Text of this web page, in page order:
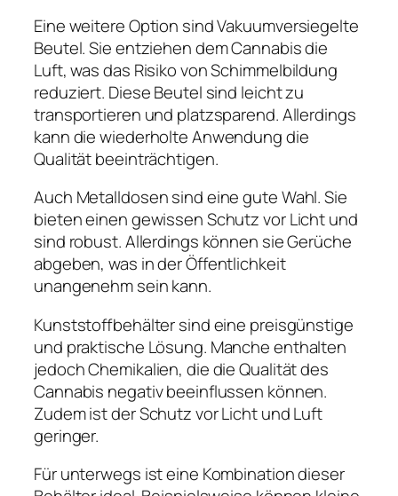
Eine weitere Option sind Vakuumversiegelte
Beutel. Sie entziehen dem Cannabis die
Luft, was das Risiko von Schimmelbildung
reduziert. Diese Beutel sind leicht zu
transportieren und platzsparend. Allerdings
kann die wiederholte Anwendung die
Qualität beeinträchtigen.
Auch Metalldosen sind eine gute Wahl. Sie
bieten einen gewissen Schutz vor Licht und
sind robust. Allerdings können sie Gerüche
abgeben, was in der Öffentlichkeit
unangenehm sein kann.
Kunststoffbehälter sind eine preisgünstige
und praktische Lösung. Manche enthalten
jedoch Chemikalien, die die Qualität des
Cannabis negativ beeinflussen können.
Zudem ist der Schutz vor Licht und Luft
geringer.
Für unterwegs ist eine Kombination dieser